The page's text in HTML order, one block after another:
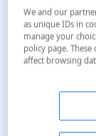
We and our
as unique IDs in
manage your
policy page.
affect browsing